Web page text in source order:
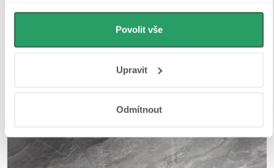
můžeme používat cookies pro analytiku a
personalizovanou reklamu. Jak Google zpracovává
osobní údaje najdete na stránkách
Povolit vše
Upravit
Odmítnout